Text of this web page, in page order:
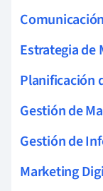
Estrategia de
Planificación
Gestión de
Gestión de
Marketing